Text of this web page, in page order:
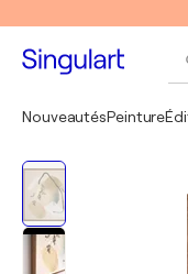
NouveautésPeinture